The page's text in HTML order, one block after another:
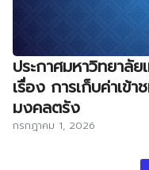
ประกาศมหาวิทยาลั
เรื่อง การเก็บค่าเข้
มงคลตรัง
กรกฎาคม 1, 2026